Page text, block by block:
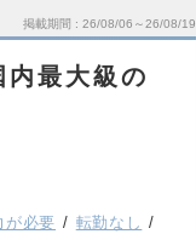
掲載期間 26/08/06～26/08/19
最大級の
が必要
転勤なし